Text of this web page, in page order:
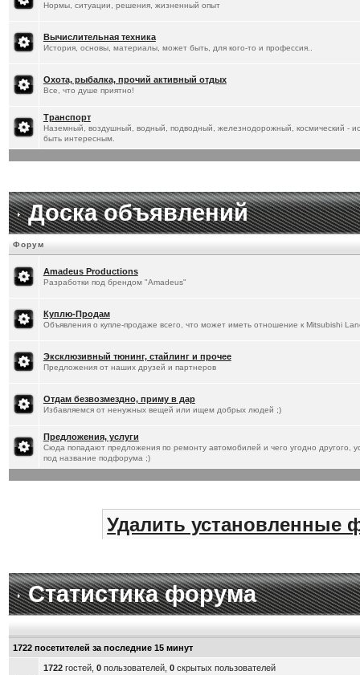
Нормы, ситуации, решения, жизненный опыт
Вычислительная техника
История, основы, материалы, может быть, для кого-то и профессия..
Охота, рыбалка, прочий активный отдых
Все, что душе приятно!
Транспорт
Наземный, воздушный, водный, подводный, железнодорожный, космический -
быть интересным.
Доска объявлений
Форум
Amadeus Productions
Разработки под брендом "Amadeus"
Куплю-Продам
Объявления о купле-продаже всего, что может иметь отношение к Mitsubishi
Эксклюзивный тюнинг, стайлинг и прочее
Предложения от наших друзей и партнеров
Отдам безвозмездно, приму в дар
Избавляемся от ненужных вещей или ищем добрых людей ;)
Предложения, услуги
Сюда попадают предложения по ремонту автомобилей и чего угодно другого,
под название подфорума ;)
Удалить установленные
Статистика форума
1722 посетителей за последние 15 минут
1722гостей, 0пользователей, 0скрытых пользователей